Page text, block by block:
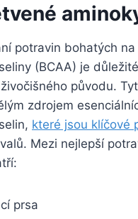
potravin bohatých
(BCAA) je
původu.
zdrojem
které jsou klíčové
Mezi nejlepší
prsa